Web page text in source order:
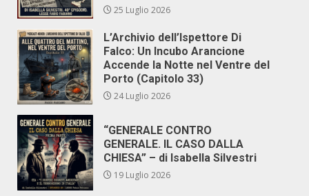
25 Luglio 2026
L’Archivio dell’Ispettore Di
Falco: Un Incubo Arancione
Accende la Notte nel Ventre del
Porto (Capitolo 33)
24 Luglio 2026
“GENERALE CONTRO
GENERALE. IL CASO DALLA
CHIESA” – di Isabella Silvestri
19 Luglio 2026